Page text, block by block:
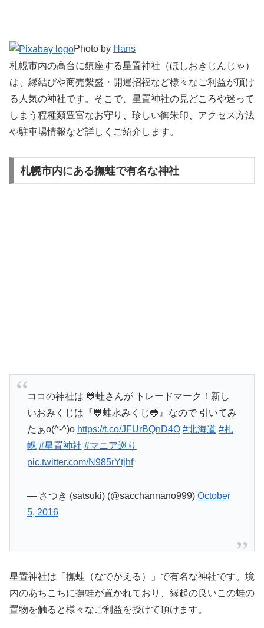
Photo by Hans
札幌市内の高台に鎮座する星置神社（ほしおきじんじゃ）
は、縁結びや商売繫盛・開運招福など様々なご利益が頂け
る人気の神社です。そこで、星置神社の見どころや迷って
しまう程種類豊富なお守り、珍しい御朱印、アクセス方法
や駐車場情報など詳しくご紹介します。
札幌市内にある撫蛙で有名な神社
ココの神社は 🐸蛙さんが トレードマーク！新し
いおみくじは『🐸蛙水みくじ🐸』なので 引いてみ
たぁo(^-^)o https://t.co/JFUrBQnD4O #北海道 #札
幌 #星置神社 #マニア巡り
pic.twitter.com/N985rYtjhf
— さつき (satsuki) (@sacchannano999) October
5, 2016
星置神社は「撫蛙（なでかえる）」で有名な神社です。境
内のあちこちに撫蛙が置かれており、縁起の良いこの蛙の
置物を触ると様々なご利益を授けて頂けます。